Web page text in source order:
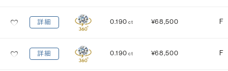
EXCELLENT
EXCELLENT
NONE
FAINT
詳細 0.190 ct ¥68,500 F
詳細 0.190 ct ¥68,500 F